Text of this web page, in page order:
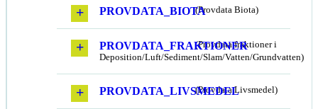
PROVDATA_BIOTA(Provdata Biota)
PROVDATA_FRAKTIONER
(Provdata fraktioner i
Deposition/Luft/Sediment/Slam/Vatten/Grundvatten)
PROVDATA_LIVSMEDEL
(Provdata Livsmedel)